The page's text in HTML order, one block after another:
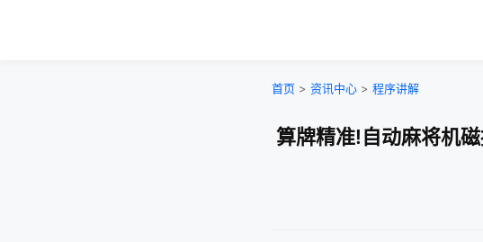
首页 > 资讯中心 > 程序讲解
算牌精准!自动麻将机